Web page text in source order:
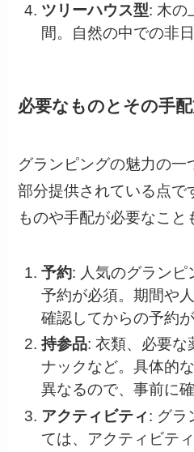
ツリーハウス型: 木の
間。自然の中での非
必要なものとその手
グランピングの魅力の一
部分提供されている点で
ものや手配が必要なこと
予約: 人気のグランピ
予約が必須。期間や
確認してからの予約
持参品: 衣類、必要な
ナックなど。具体的
異なるので、事前に
アクティビティ: グラ
ては、アクティビテ